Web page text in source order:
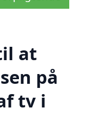
at
på
tv i